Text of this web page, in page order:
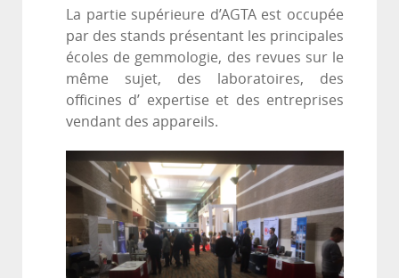
La partie supérieure d’AGTA est occupée
par des stands présentant les principales
écoles de gemmologie, des revues sur le
même sujet, des laboratoires, des
officines d’ expertise et des entreprises
vendant des appareils.